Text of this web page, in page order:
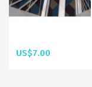
US$7.00